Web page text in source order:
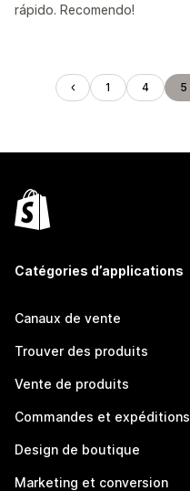
rápido. Recomendo!
1 4 5
Catégories d’applications
Canaux de vente
Trouver des produits
Vente de produits
Commandes et expéditions
Design de boutique
Marketing et conversion